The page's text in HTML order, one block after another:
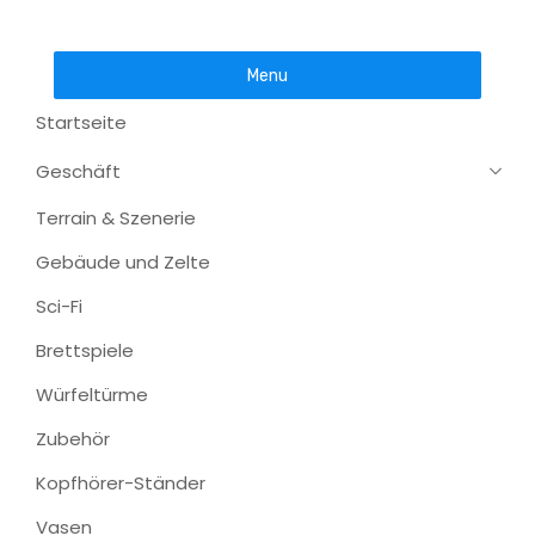
Menu
Startseite
Geschäft
Terrain & Szenerie
Gebäude und Zelte
Sci-Fi
Brettspiele
Würfeltürme
Zubehör
Kopfhörer-Ständer
Vasen